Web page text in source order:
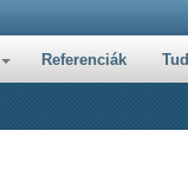
Referenciák